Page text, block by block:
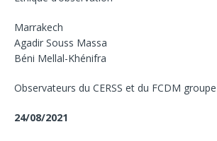
Marrakech
Agadir Souss Massa
Béni Mellal-Khénifra
Observateurs du CERSS et du FCDM
24/08/2021